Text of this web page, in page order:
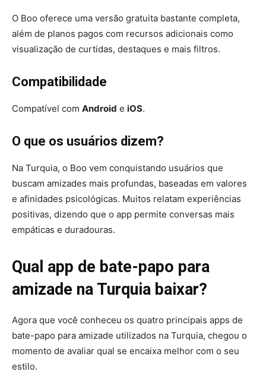
O Boo oferece uma versão gratuita bastante completa,
além de planos pagos com recursos adicionais como
visualização de curtidas, destaques e mais filtros.
Compatibilidade
Compatível com Android e iOS.
O que os usuários dizem?
Na Turquia, o Boo vem conquistando usuários que
buscam amizades mais profundas, baseadas em valores
e afinidades psicológicas. Muitos relatam experiências
positivas, dizendo que o app permite conversas mais
empáticas e duradouras.
Qual app de bate-papo para
amizade na Turquia baixar?
Agora que você conheceu os quatro principais apps de
bate-papo para amizade utilizados na Turquia, chegou o
momento de avaliar qual se encaixa melhor com o seu
estilo.